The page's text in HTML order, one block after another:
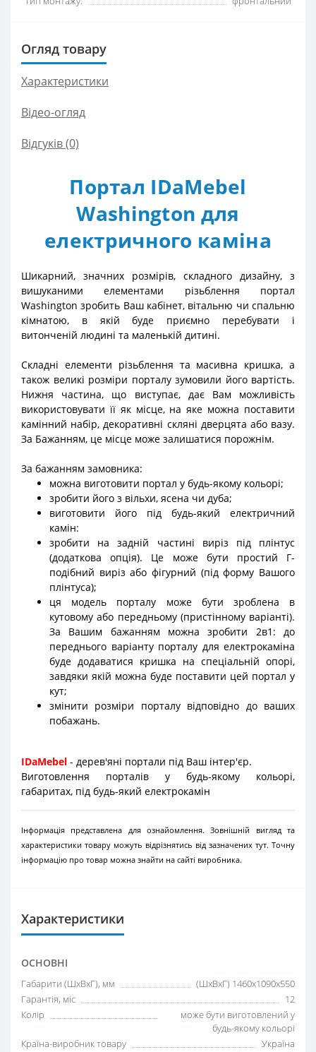
Огляд товару
Характеристики
Відео-огляд
Відгуків (0)
Портал IDaMebel
Washington для
електричного каміна
Шикарний, значних розмірів, складного дизайну, з
вишуканими елементами різьблення портал
Washington зробить Ваш кабінет, вітальню чи спальню
кімнатою, в якій буде приємно перебувати і
витонченій людині та маленькій дитині.
Складні елементи різьблення та масивна кришка, а
також великі розміри порталу зумовили його вартість.
Нижня частина, що виступає, дає Вам можливість
використовувати її як місце, на яке можна поставити
камінний набір, декоративні скляні дверцята або вазу.
За Бажанням, це місце може залишатися порожнім.
За бажанням замовника:
можна виготовити портал у будь-якому кольорі;
зробити його з вільхи, ясена чи дуба;
виготовити його під будь-який електричний
камін:
зробити на задній частині виріз під плінтус
(додаткова опція). Це може бути простий Г-
подібний виріз або фігурний (під форму Вашого
плінтуса);
ця модель порталу може бути зроблена в
кутовому або передньому (пристінному варіанті).
За Вашим бажанням можна зробити 2в1: до
переднього варіанту порталу для електрокаміна
буде додаватися кришка на спеціальній опорі,
завдяки якій можна буде поставити цей портал у
кут;
змінити розміри порталу відповідно до ваших
побажань.
IDaMebel - дерев'яні портали під Ваш інтер'єр.
Виготовлення порталів у будь-якому кольорі,
габаритах, під будь-який електрокамін
Інформація представлена для ознайомлення. Зовнішній вигляд та
характеристики товару можуть відрізнятись від зазначених тут. Точну
інформацію про товар можна знайти на сайті виробника.
Характеристики
ОСНОВНІ
Габарити (ШxВxГ), мм
(ШхВхГ) 1460х1090х550
Гарантія, міс
12
Колір
може бути виготовлений у
будь-якому кольорі
Країна-виробник товару
Україна